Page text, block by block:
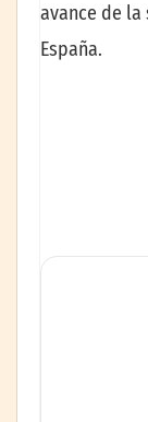
avance de
España.